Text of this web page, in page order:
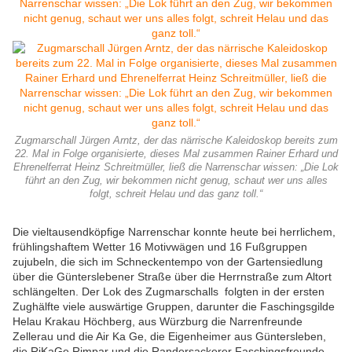
Zugmarschall Jürgen Arntz, der das närrische Kaleidoskop bereits zum
22. Mal in Folge organisierte, dieses Mal zusammen Rainer Erhard und
Ehrenelferrat Heinz Schreitmüller, ließ die Narrenschar wissen: „Die Lok
führt an den Zug, wir bekommen nicht genug, schaut wer uns alles
folgt, schreit Helau und das ganz toll.“
Die vieltausendköpfige Narrenschar konnte heute bei herrlichem,
frühlingshaftem Wetter 16 Motivwägen und 16 Fußgruppen
zujubeln, die sich im Schneckentempo von der Gartensiedlung
über die Günterslebener Straße über die Herrnstraße zum Altort
schlängelten. Der Lok des Zugmarschalls folgten in der ersten
Zughälfte viele auswärtige Gruppen, darunter die Faschingsgilde
Helau Krakau Höchberg, aus Würzburg die Narrenfreunde
Zellerau und die Air Ka Ge, die Eigenheimer aus Güntersleben,